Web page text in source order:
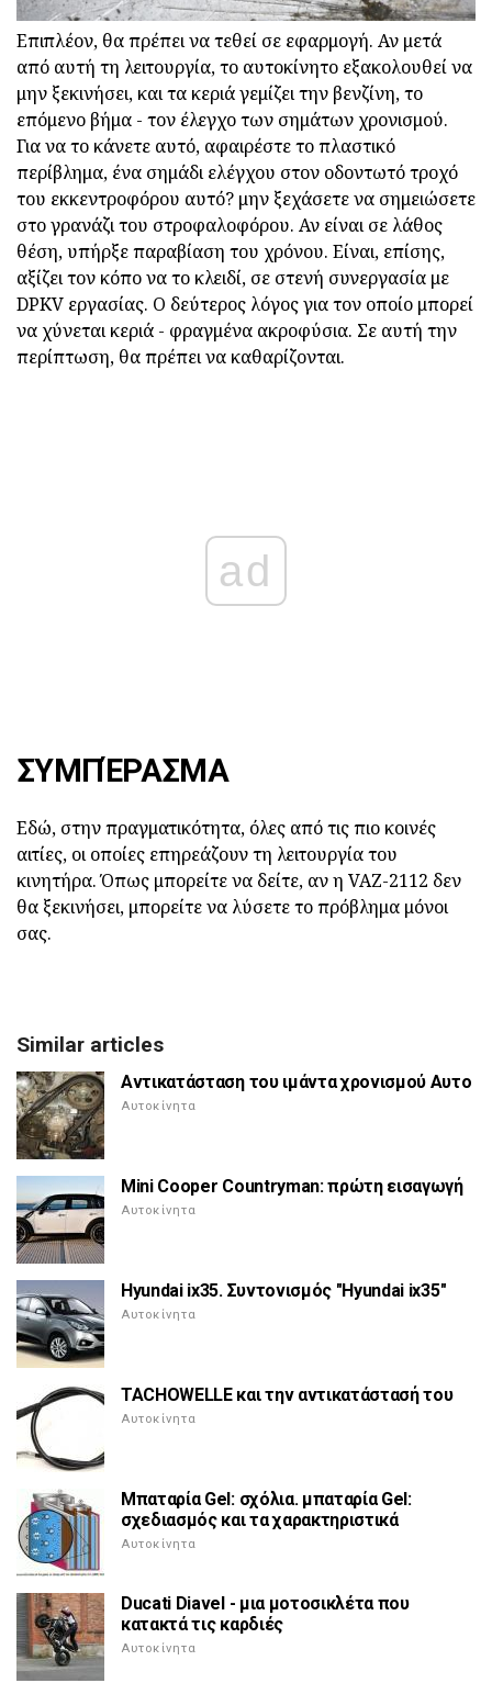
Επιπλέον, θα πρέπει να τεθεί σε εφαρμογή. Αν μετά
από αυτή τη λειτουργία, το αυτοκίνητο εξακολουθεί να
μην ξεκινήσει, και τα κεριά γεμίζει την βενζίνη, το
επόμενο βήμα - τον έλεγχο των σημάτων χρονισμού.
Για να το κάνετε αυτό, αφαιρέστε το πλαστικό
περίβλημα, ένα σημάδι ελέγχου στον οδοντωτό τροχό
του εκκεντροφόρου αυτό? μην ξεχάσετε να σημειώσετε
στο γρανάζι του στροφαλοφόρου. Αν είναι σε λάθος
θέση, υπήρξε παραβίαση του χρόνου. Είναι, επίσης,
αξίζει τον κόπο να το κλειδί, σε στενή συνεργασία με
DPKV εργασίας. Ο δεύτερος λόγος για τον οποίο μπορεί
να χύνεται κεριά - φραγμένα ακροφύσια. Σε αυτή την
περίπτωση, θα πρέπει να καθαρίζονται.
ad
ΣΥΜΠΈΡΑΣΜΑ
Εδώ, στην πραγματικότητα, όλες από τις πιο κοινές
αιτίες, οι οποίες επηρεάζουν τη λειτουργία του
κινητήρα. Όπως μπορείτε να δείτε, αν η VAZ-2112 δεν
θα ξεκινήσει, μπορείτε να λύσετε το πρόβλημα μόνοι
σας.
Similar articles
Αντικατάσταση του ιμάντα χρονισμού Αυτο
Αυτοκίνητα
Mini Cooper Countryman: πρώτη εισαγωγή
Αυτοκίνητα
Hyundai ix35. Συντονισμός "Hyundai ix35"
Αυτοκίνητα
TACHOWELLE και την αντικατάστασή του
Αυτοκίνητα
Μπαταρία Gel: σχόλια. μπαταρία Gel:
σχεδιασμός και τα χαρακτηριστικά
Αυτοκίνητα
Ducati Diavel - μια μοτοσικλέτα που
κατακτά τις καρδιές
Αυτοκίνητα